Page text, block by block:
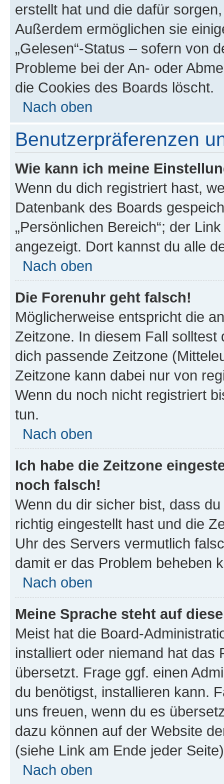
erstellt hat und die dafür
Außerdem ermöglichen sie
„Gelesen“-Status – sofern von
Probleme bei der An- oder
die Cookies des Boards löscht.
Nach oben
Benutzerpräferenzen
Wie kann ich meine
Wenn du dich registriert hast,
Datenbank des Boards
„Persönlichen Bereich“; der
angezeigt. Dort kannst du alle
Nach oben
Die Forenuhr geht falsch!
Möglicherweise entspricht die
Zeitzone. In diesem Fall solltest
dich passende Zeitzone
Zeitzone kann dabei nur von
Wenn du noch nicht registriert
tun.
Nach oben
Ich habe die Zeitzone
noch falsch!
Wenn du dir sicher bist, dass
richtig eingestellt hast und die
Uhr des Servers vermutlich
damit er das Problem beheben
Nach oben
Meine Sprache steht auf
Meist hat die Board-
installiert oder niemand hat das
übersetzt. Frage ggf. einen
du benötigst, installieren kann.
uns freuen, wenn du es
dazu können auf der Website
(siehe Link am Ende jeder
Nach oben